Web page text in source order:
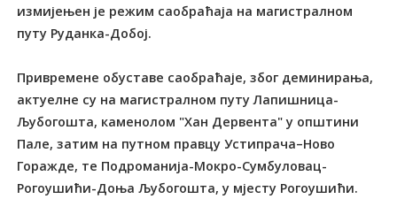
измијењен је режим саобраћаја на магистралном
путу Руданка-Добој.
Привремене обуставе саобраћаје, због деминирања,
актуелне су на магистралном путу Лапишница-
Љубогошта, каменолом "Хан Дервента" у општини
Пале, затим на путном правцу Устипрача–Ново
Горажде, те Подроманија-Мокро-Сумбуловац-
Рогоушићи-Доња Љубогошта, у мјесту Рогоушићи.